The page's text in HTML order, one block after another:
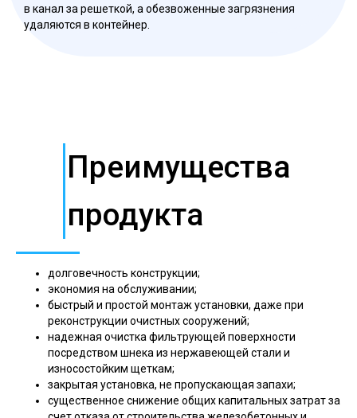
в канал за решеткой, а обезвоженные загрязнения
удаляются в контейнер.
Преимущества
продукта
долговечность конструкции;
экономия на обслуживании;
быстрый и простой монтаж установки, даже при
реконструкции очистных сооружений;
надежная очистка фильтрующей поверхности
посредством шнека из нержавеющей стали и
износостойким щеткам;
закрытая установка, не пропускающая запахи;
существенное снижение общих капитальных затрат за